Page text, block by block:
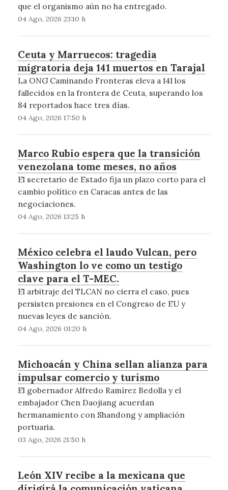
que el organismo aún no ha entregado.
04 Ago, 2026 23:10 h
Ceuta y Marruecos: tragedia
migratoria deja 141 muertos en Tarajal
La ONG Caminando Fronteras eleva a 141 los
fallecidos en la frontera de Ceuta, superando los
84 reportados hace tres días.
04 Ago, 2026 17:50 h
Marco Rubio espera que la transición
venezolana tome meses, no años
El secretario de Estado fija un plazo corto para el
cambio político en Caracas antes de las
negociaciones.
04 Ago, 2026 13:25 h
México celebra el laudo Vulcan, pero
Washington lo ve como un testigo
clave para el T-MEC.
El arbitraje del TLCAN no cierra el caso, pues
persisten presiones en el Congreso de EU y
nuevas leyes de sanción.
04 Ago, 2026 01:20 h
Michoacán y China sellan alianza para
impulsar comercio y turismo
El gobernador Alfredo Ramírez Bedolla y el
embajador Chen Daojiang acuerdan
hermanamiento con Shandong y ampliación
portuaria.
03 Ago, 2026 21:50 h
León XIV recibe a la mexicana que